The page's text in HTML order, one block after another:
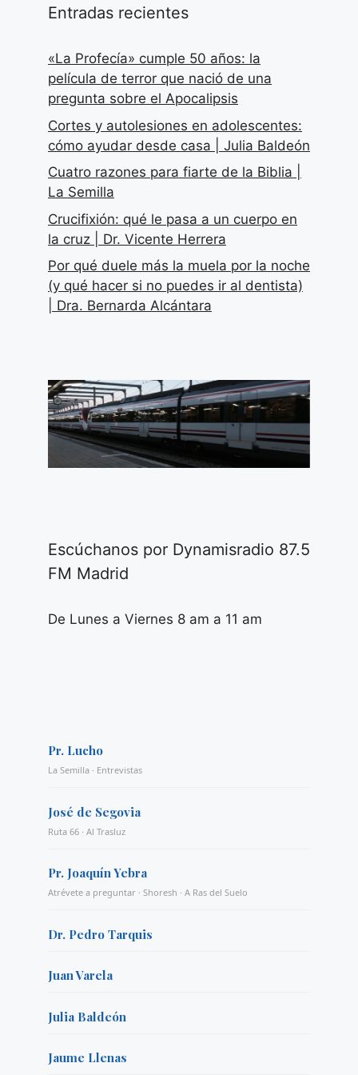
Entradas recientes
«La Profecía» cumple 50 años: la
película de terror que nació de una
pregunta sobre el Apocalipsis
Cortes y autolesiones en adolescentes:
cómo ayudar desde casa | Julia Baldeón
Cuatro razones para fiarte de la Biblia |
La Semilla
Crucifixión: qué le pasa a un cuerpo en
la cruz | Dr. Vicente Herrera
Por qué duele más la muela por la noche
(y qué hacer si no puedes ir al dentista)
| Dra. Bernarda Alcántara
Escúchanos por Dynamisradio 87.5
FM Madrid
De Lunes a Viernes 8 am a 11 am
Pr. Lucho
La Semilla · Entrevistas
José de Segovia
Ruta 66 · Al Trasluz
Pr. Joaquín Yebra
Atrévete a preguntar · Shoresh · A Ras del Suelo
Dr. Pedro Tarquis
Juan Varela
Julia Baldeón
Jaume Llenas